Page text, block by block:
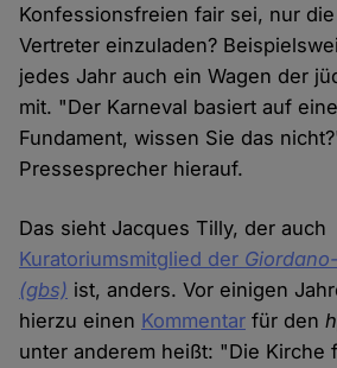
Konfessionsfreien fair sei, nur
Vertreter einzuladen?
jedes Jahr auch ein Wagen der
mit. "Der Karneval basiert auf
Fundament, wissen Sie das
Pressesprecher hierauf.
Das sieht Jacques Tilly, der auch
Kuratoriumsmitglied der
(gbs) ist, anders. Vor einigen
hierzu einen Kommentar für den
unter anderem heißt: "Die Kirche